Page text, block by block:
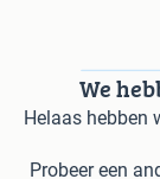
We
Helaas hebben
Probeer een